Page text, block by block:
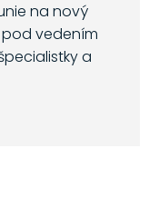
na nový
pod vedením
a